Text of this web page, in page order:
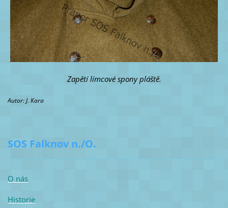
Zapětí límcové spony pláště.
Autor: J. Kara
SOS Falknov n./O.
O nás
Historie